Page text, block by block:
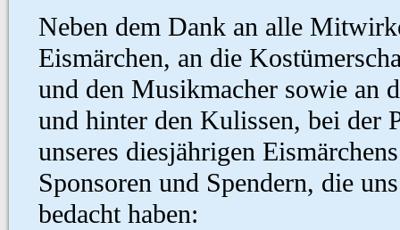
Neben dem Dank an alle
Eismärchen, an die
und den Musikmacher sowie an
und hinter den Kulissen, bei der
unseres diesjährigen
Sponsoren und Spendern, die
bedacht haben: